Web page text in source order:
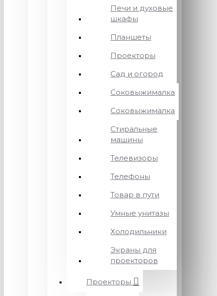
Печи и духовые
шкафы
Планшеты
Проекторы
Сад и огород
Соковыжималка
Соковыжималка
Стиральные
машины
Телевизоры
Телефоны
Товар в пути
Умные унитазы
Холодильники
Экраны для
проекторов
Проекторы